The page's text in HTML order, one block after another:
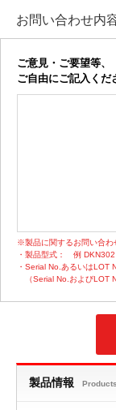
お問い合わせ内
ご意見・ご要望等、
ご自由にご記入くだ
※製品に関するお問い合わ
・製品型式：
例 DKN302
・Serial No.あるいはLOT
（Serial No.およびLOT
製品情報 Products